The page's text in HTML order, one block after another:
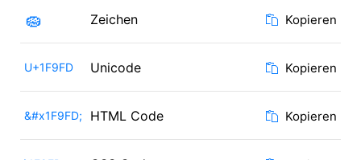
🧽 Zeichen Kopieren
U+1F9FD Unicode Kopieren
&#x1F9FD; HTML Code Kopieren